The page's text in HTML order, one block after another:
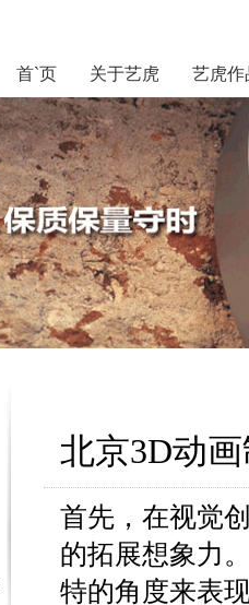
首`页 关于艺虎 艺虎作
北京3D动
首先，在视觉
的拓展想象力
特的角度来表